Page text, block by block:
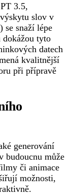
3.5,
slov v
se snaží lépe
tyto
datech
kvalitnější
při přípravě
generování
budoucnu může
či animace
možnosti,